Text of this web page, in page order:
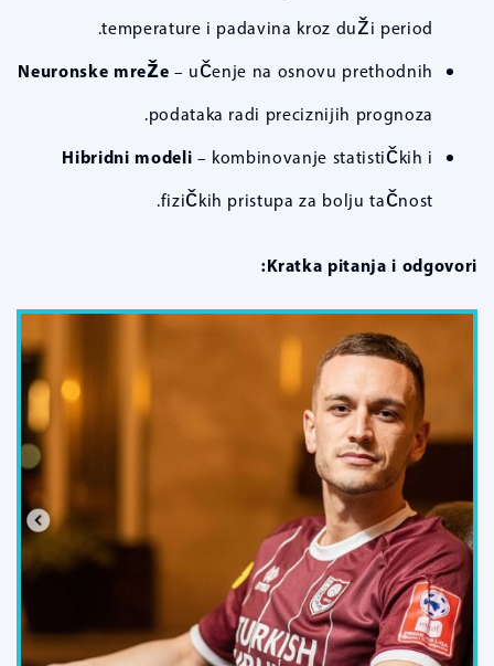
temperature i padavina kroz duži period.
Neuronske mreže – učenje na osnovu prethodnih
podataka radi preciznijih prognoza.
Hibridni modeli – kombinovanje statističkih i
fizičkih pristupa za bolju tačnost.
Kratka pitanja i odgovori: